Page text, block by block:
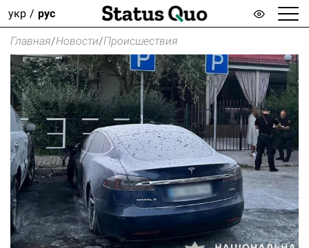
укр рус
Главная/Новости/Происшествия